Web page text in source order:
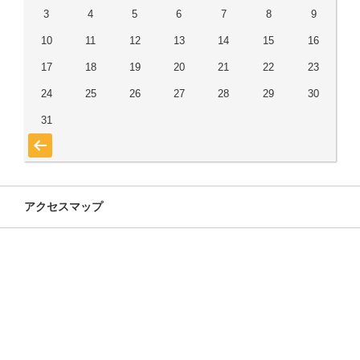
3 4 5 6 7 8 9
10 11 12 13 14 15 16
17 18 19 20 21 22 23
24 25 26 27 28 29 30
31
« 7月
アクセスマップ